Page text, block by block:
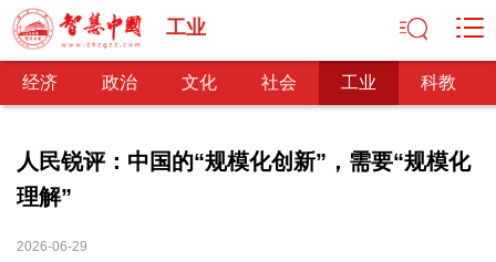
工业
经济 政治 文化 社会 工业 科教
经济
经济观察
人民锐评：中国的“规模化创新”，需要“规模化
理解”
2026-06-29